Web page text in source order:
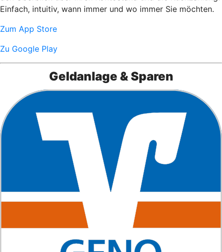
Einfach, intuitiv, wann immer und wo immer Sie möchten.
Zum App Store
Zu Google Play
Geldanlage & Sparen